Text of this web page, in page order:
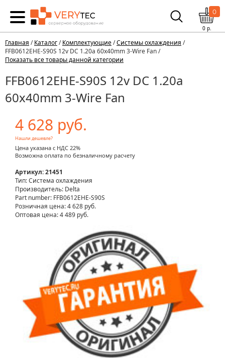
0
0р.
Главная /Каталог/Комплектующие/Системы охлаждения /
FFB0612EHE-S90S 12v DC 1.20a 60x40mm 3-Wire Fan /
Показать все товары данной категории
FFB0612EHE-S90S 12v DC 1.20a
60x40mm 3-Wire Fan
4 628 руб.
Нашли дешевле?
Цена указана с НДС 22%
Возможна оплата по безналичному расчету
Артикул: 21451
Тип: Система охлаждения
Производитель: Delta
Part number: FFB0612EHE-S90S
Розничная цена:4 628 руб.
Оптовая цена: 4 489 руб.